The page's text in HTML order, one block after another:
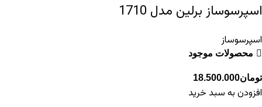
اسپرسوساز برلین مدل 1710
اسپرسوساز
محصولات موجود
تومان18.500.000
افزودن به سبد خرید